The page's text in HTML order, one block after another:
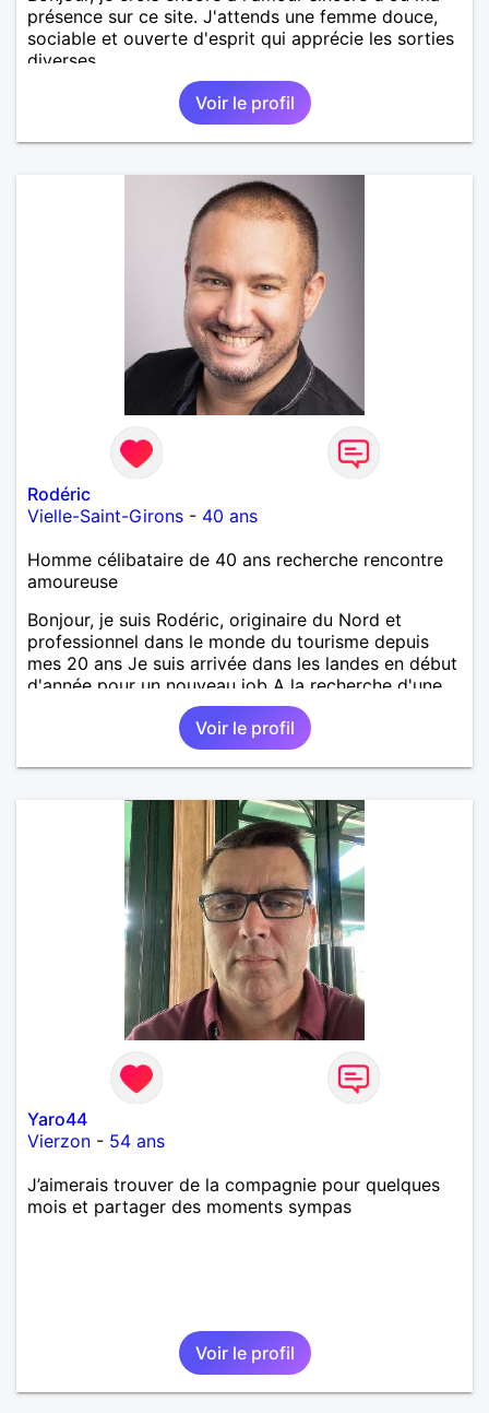
présence sur ce site. J'attends une femme douce,
sociable et ouverte d'esprit qui apprécie les sorties
diverses.
Voir le profil
Rodéric
Vielle-Saint-Girons - 40 ans
Homme célibataire de 40 ans recherche rencontre
amoureuse
Bonjour, je suis Rodéric, originaire du Nord et
professionnel dans le monde du tourisme depuis
mes 20 ans Je suis arrivée dans les landes en début
d'année pour un nouveau job A la recherche d'une
personne avec qui découvrir, partager et pourquoi
pas aimer ;) Je suis quelqu'un d'humain, sociable
avec une pointe de taquinerie ;) Au plaisir :)
Voir le profil
Yaro44
Vierzon - 54 ans
J’aimerais trouver de la compagnie pour quelques
mois et partager des moments sympas
Voir le profil